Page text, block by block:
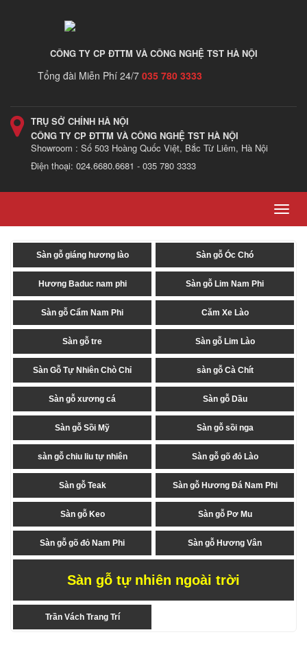
CÔNG TY CP ĐTTM VÀ CÔNG NGHỆ TST HÀ NỘI
Tổng đài Miễn Phí 24/7 035 780 3333
TRỤ SỞ CHÍNH HÀ NỘI
CÔNG TY CP ĐTTM VÀ CÔNG NGHỆ TST HÀ NỘI
Showroom : Số 503 Hoàng Quốc Việt, Bắc Từ Liêm, Hà Nội
Điện thoại: 024.6680.6681 - 035 780 3333
Sàn gỗ giáng hương lào Sàn gỗ Óc Chó
Hương Baduc nam phi Sàn gỗ Lim Nam Phi
Sàn gỗ Cẩm Nam Phi Căm Xe Lào
Sàn gỗ tre Sàn gỗ Lim Lào
Sàn Gỗ Tự Nhiên Chò Chỉ sàn gỗ Cà Chít
Sàn gỗ xương cá Sàn gỗ Dầu
Sàn gỗ Sồi Mỹ Sàn gỗ sồi nga
sàn gỗ chiu liu tự nhiên Sàn gỗ gõ đỏ Lào
Sàn gỗ Teak Sàn gỗ Hương Đá Nam Phi
Sàn gỗ Keo Sàn gỗ Pơ Mu
Sàn gỗ gõ đỏ Nam Phi Sàn gỗ Hương Vân
Sàn gỗ tự nhiên ngoài trời
Trần Vách Trang Trí